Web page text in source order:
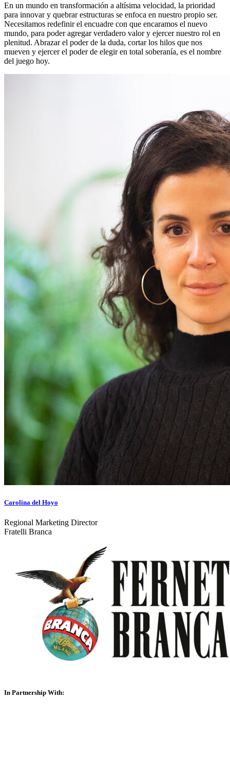
En un mundo en transformación a altísima velocidad, la prioridad
para innovar y quebrar estructuras se enfoca en nuestro propio ser.
Necesitamos redefinir el encuadre con que encaramos el nuevo
mundo, para poder agregar verdadero valor y ejercer nuestro rol en
plenitud. Abrazar el poder de la duda, cortar los hilos que nos
mueven y ejercer el poder de elegir en total soberanía, es el nombre
del juego hoy.
Carolina del Hoyo
Regional Marketing Director
Fratelli Branca
In Partnership With: